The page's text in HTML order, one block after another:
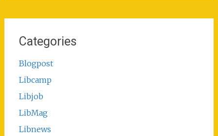
Categories
Blogpost
Libcamp
Libjob
LibMag
Libnews